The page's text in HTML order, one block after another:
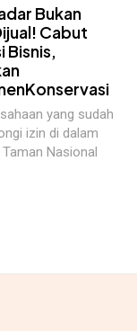
Bukan
Cabut
Bisnis,
yang sudah
izin di dalam
Nasional